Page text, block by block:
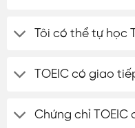
Tôi có thể tự học
TOEIC có giao
Chứng chỉ